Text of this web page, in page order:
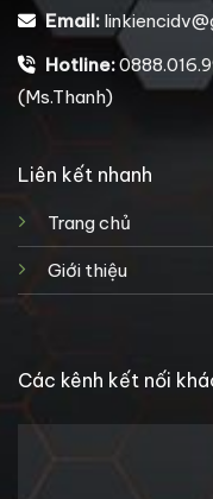
Email:
Hotline:
(Ms.Thanh)
Liên kết nhanh
Trang chủ
Giới thiệu
Các kênh kết nối